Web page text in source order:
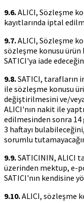
9.6.ALICI, Sözleşme
kayıtlarında iptal
9.7.ALICI, Sözleşme
sözleşme konusu ürün
SATICI'ya iade
9.8.SATICI, tarafların
ile sözleşme konusu
değiştirilmesini ve/
ALICI'nın nakit ile
edilmesinden sonra 14
3 haftayı
sorumlu
9.9.SATICININ, ALICI
üzerinden mektup, e-
SATICI'nın kendisine
9.10.ALICI, sözleşme